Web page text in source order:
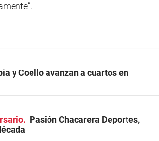
y Coello avanzan a cuartos en
Pasión Chacarera Deportes,